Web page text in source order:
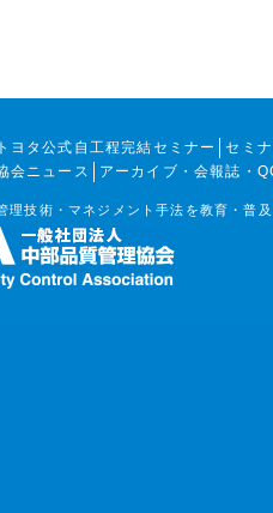
トヨタ公式自工程完結セミナー
セミ
会ニュース アーカイブ・会報誌・
理技術・マネジメント手法を教育・普